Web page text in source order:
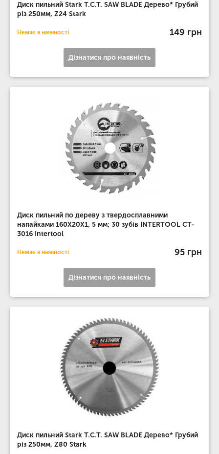
Диск пильний Stark T.C.T. SAW BLADE Дерево* Грубий
різ 250мм, Z24 Stark
Немає в наявності 149 грн
Дізнатися про наявність
Диск пильний по дереву з твердосплавними
напайками 160X20X1, 5 мм; 30 зубів INTERTOOL CT-
3016 Intertool
Немає в наявності 95 грн
Дізнатися про наявність
Диск пильний Stark T.C.T. SAW BLADE Дерево* Грубий
різ 250мм, Z80 Stark